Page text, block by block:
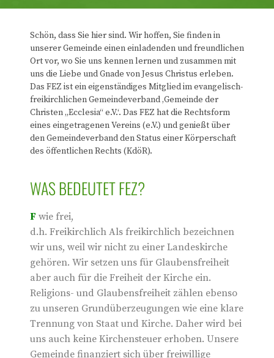
Schön, dass Sie hier sind. Wir hoffen, Sie finden in
unserer Gemeinde einen einladenden und freundlichen
Ort vor, wo Sie uns kennen lernen und zusammen mit
uns die Liebe und Gnade von Jesus Christus erleben.
Das FEZ ist ein eigenständiges Mitglied im evangelisch-
freikirchlichen Gemeindeverband ‚Gemeinde der
Christen „Ecclesia“ e.V.‘. Das FEZ hat die Rechtsform
eines eingetragenen Vereins (e.V.) und genießt über
den Gemeindeverband den Status einer Körperschaft
des öffentlichen Rechts (KdöR).
WAS BEDEUTET FEZ?
F wie frei,
d.h. Freikirchlich Als freikirchlich bezeichnen
wir uns, weil wir nicht zu einer Landeskirche
gehören. Wir setzen uns für Glaubensfreiheit
aber auch für die Freiheit der Kirche ein.
Religions- und Glaubensfreiheit zählen ebenso
zu unseren Grundüberzeugungen wie eine klare
Trennung von Staat und Kirche. Daher wird bei
uns auch keine Kirchensteuer erhoben. Unsere
Gemeinde finanziert sich über freiwillige